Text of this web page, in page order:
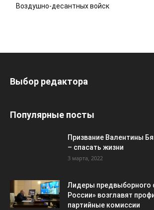
Воздушно-десантных войск
Выбор редактора
Популярные посты
Призвание Валентины
– спасать жизни
3 марта, 2022
Лидеры предвыборного
России» возглавят
партийные комиссии